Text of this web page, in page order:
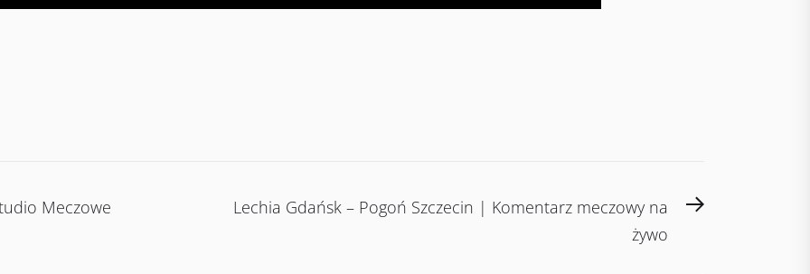
Meczowe
Next
Lechia Gdańsk – Pogoń Szczecin | Komentarz meczowy na
żywo